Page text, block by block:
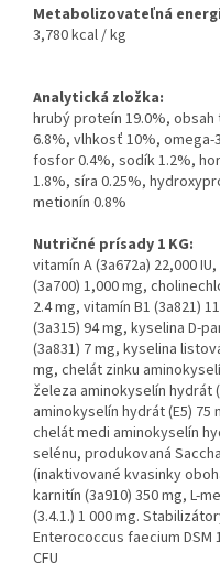
Metabolizovateľná
3,780 kcal / kg
Analytická zložka:
hrubý proteín 19.0%,
6.8%, vlhkosť 10%, omega-
fosfor 0.4%, sodík 1.2%,
1.8%, síra 0.25%,
metionín 0.8%
Nutričné prísady 1 KG:
vitamín A (3a672a) 22,000
(3a700) 1,000 mg,
2.4 mg, vitamín B1 (3a821)
(3a315) 94 mg, kyselina D-
(3a831) 7 mg, kyselina
mg, chelát zinku
železa aminokyselín hydrát
aminokyselín hydrát (E5) 75
chelát medi aminokyselín
selénu, produkovaná
(inaktivované kvasinky
karnitín (3a910) 350 mg, L-
(3.4.1.) 1 000 mg.
Enterococcus faecium DSM